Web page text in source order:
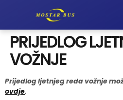
PRIJEDLOG
VOŽNJE
Prijedlog ljetnjeg reda vožnje
ovdje.